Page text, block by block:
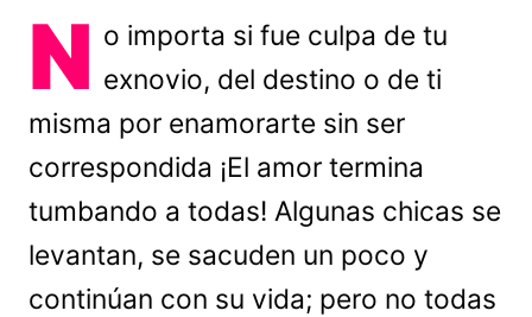
N o importa si fue culpa de tu
exnovio, del destino o de ti
misma por enamorarte sin ser
correspondida ¡El amor termina
tumbando a todas! Algunas chicas se
levantan, se sacuden un poco y
continúan con su vida; pero no todas